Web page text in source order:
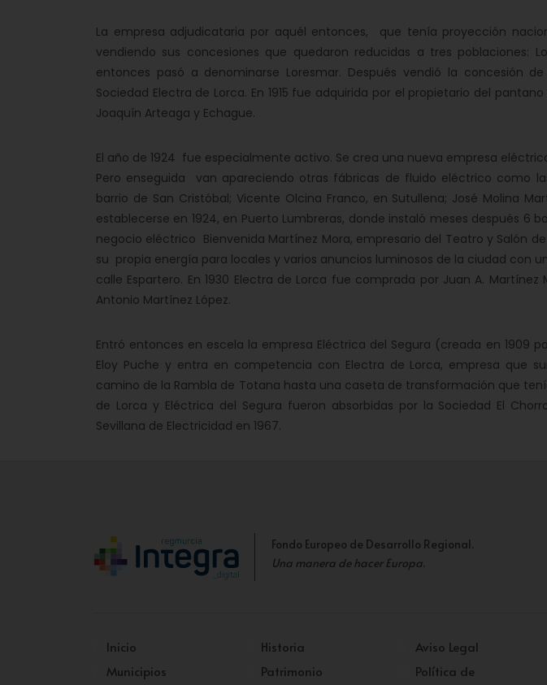
La empresa adjudicataria por aquél entonces, que tenía proyección
vendiendo sus concesiones que quedaron reducidas a tres poblaciones:
entonces pasó a denominarse Loresmar. Después vendió la concesión
Sociedad Electra de Lorca. En 1915 fue adquirida por el propietario del
Joaquín Arteaga y Echague.
El año de 1924 fue especialmente activo. Se crea una nueva empresa
Pero enseguida van apareciendo otras fábricas de fluido eléctrico como
barrio de San Cristóbal; Vicente Olcina Franco, en Sutullena; José Molina
establecerse en 1924, en Puerto Lumbreras, donde instaló meses después 6
negocio eléctrico Bienvenida Martínez Mora, empresario del Teatro y Salón
su propia energía para locales y varios anuncios luminosos de la ciudad con
calle Espartero. En 1930 Electra de Lorca fue comprada por Juan A.
Antonio Martínez López.
Entró entonces en escela la empresa Eléctrica del Segura (creada en 1909
Eloy Puche y entra en competencia con Electra de Lorca, empresa que
camino de la Rambla de Totana hasta una caseta de transformación que
de Lorca y Eléctrica del Segura fueron absorbidas por la Sociedad El
Sevillana de Electricidad en 1967.
Fondo Europeo de Desarrollo Regional.
Una manera de hacer Europa.
Inicio
Municipios
Historia
Patrimonio
Aviso Legal
Política de